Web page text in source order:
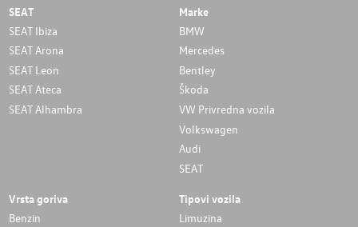
SEAT
SEAT Ibiza
SEAT Arona
SEAT Leon
SEAT Ateca
SEAT Alhambra
Marke
BMW
Mercedes
Bentley
Škoda
VW Privredna vozila
Volkswagen
Audi
SEAT
Vrsta goriva
Benzin
Tipovi vozila
Limuzina